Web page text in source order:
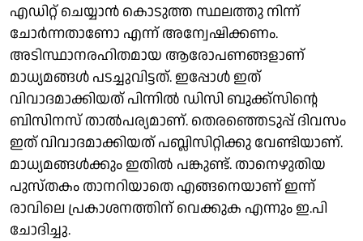
എഡിറ്റ് ചെയ്യാന്‍ കൊടുത്ത സ്ഥലത്തു നിന്ന്
ചോര്‍ന്നതാണോ എന്ന് അന്വേഷിക്കണം.
അടിസ്ഥാനരഹിതമായ ആരോപണങ്ങളാണ്
മാധ്യമങ്ങള്‍ പടച്ചുവിട്ടത്. ഇപ്പോള്‍ ഇത്
വിവാദമാക്കിയത് പിന്നില്‍ ഡിസി ബുക്ക്‌സിന്റെ
ബിസിനസ് താല്‍പര്യമാണ്. തെരഞ്ഞെടുപ്പ് ദിവസം
ഇത് വിവാദമാക്കിയത് പബ്ലിസിറ്റിക്കു വേണ്ടിയാണ്.
മാധ്യമങ്ങള്‍ക്കും ഇതില്‍ പങ്കുണ്ട്. താനെഴുതിയ
പുസ്തകം താനറിയാതെ എങ്ങനെയാണ് ഇന്ന്
രാവിലെ പ്രകാശനത്തിന് വെക്കുക എന്നും ഇ.പി
ചോദിച്ചു.